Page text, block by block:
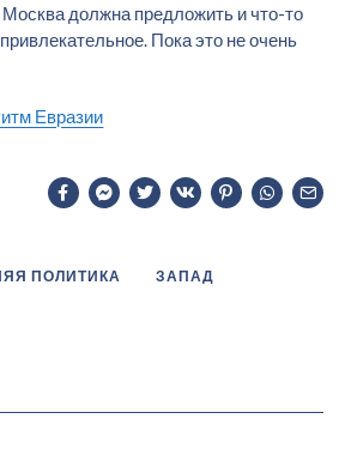
должна предложить и что-то
Пока это не очень
Евразии
ПОЛИТИКА
ЗАПАД